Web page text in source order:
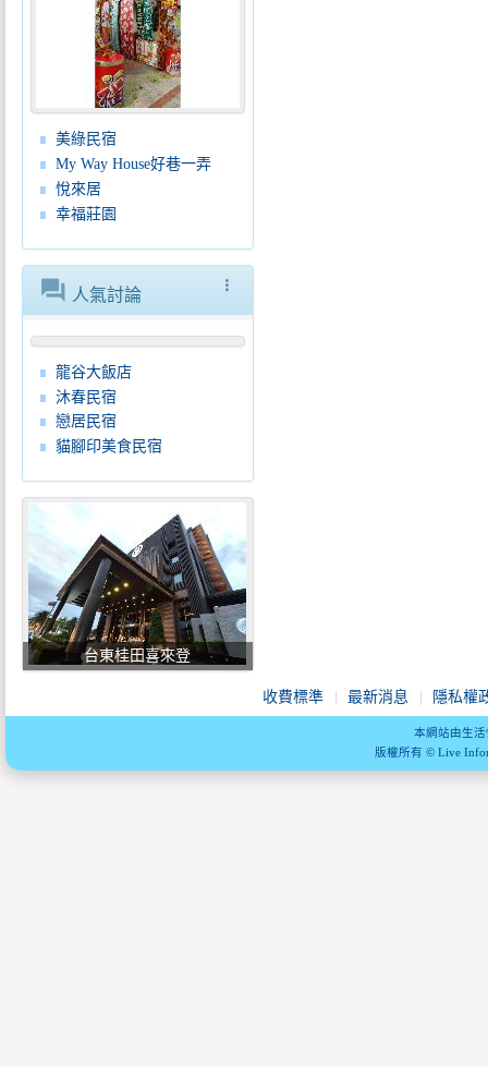
美綠民宿
My Way House好巷一弄
悅來居
幸福莊園
more_vert
forum 人氣討論
龍谷大飯店
沐春民宿
戀居民宿
貓腳印美食民宿
台東桂田喜來登
收費標準 最新消息 隱私權
本網站由生
版權所有 © Live